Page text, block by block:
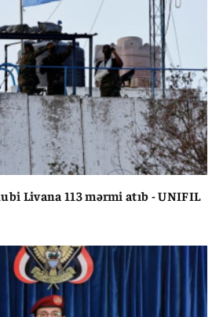
Livana 113 mərmi atıb - UNIFIL